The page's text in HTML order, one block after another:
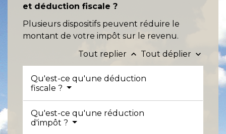
et déduction fiscale ?
Plusieurs dispositifs peuvent réduire le
montant de votre impôt sur le revenu.
Tout replier keyboard_arrow_up Tout déplier keyboard_arrow_down
Qu'est-ce qu'une déduction
fiscale ?
Qu'est-ce qu'une réduction
d'impôt ?